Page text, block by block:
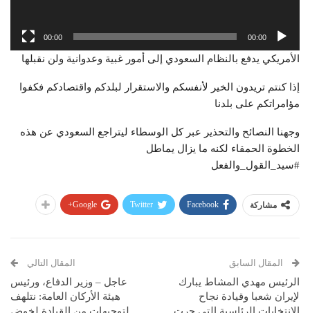
00:00
00:00
الأمريكي يدفع بالنظام السعودي إلى أمور غبية وعدوانية ولن نقبلها
إذا كنتم تريدون الخير لأنفسكم والاستقرار لبلدكم واقتصادكم فكفوا
مؤامراتكم على بلدنا
وجهنا النصائح والتحذير عبر كل الوسطاء ليتراجع السعودي عن هذه
الخطوة الحمقاء لكنه ما يزال يماطل
مشاركة Facebook
Twitter
Google+
المقال السابق
الرئيس مهدي المشاط يبارك
لإيران شعبا وقيادة نجاح
الانتخابات الرئاسية التي جرت
المقال التالي
عاجل – وزير الدفاع، ورئيس
هيئة الأركان العامة: نتلهف
لتوجيهات من القيادة لخوض